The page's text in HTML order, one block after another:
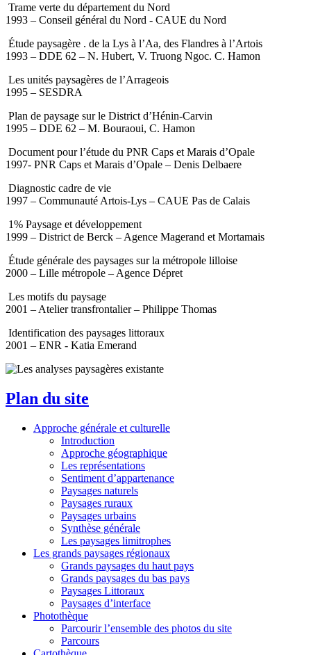
Trame verte du département du Nord
1993 – Conseil général du Nord - CAUE du Nord
Étude paysagère . de la Lys à l’Aa, des Flandres à l’Artois
1993 – DDE 62 – N. Hubert, V. Truong Ngoc. C. Hamon
Les unités paysagères de l’Arrageois
1995 – SESDRA
Plan de paysage sur le District d’Hénin-Carvin
1995 – DDE 62 – M. Bouraoui, C. Hamon
Document pour l’étude du PNR Caps et Marais d’Opale
1997- PNR Caps et Marais d’Opale – Denis Delbaere
Diagnostic cadre de vie
1997 – Communauté Artois-Lys – CAUE Pas de Calais
1% Paysage et développement
1999 – District de Berck – Agence Magerand et Mortamais
Étude générale des paysages sur la métropole lilloise
2000 – Lille métropole – Agence Dépret
Les motifs du paysage
2001 – Atelier transfrontalier – Philippe Thomas
Identification des paysages littoraux
2001 – ENR - Katia Emerand
Plan du site
Approche générale et culturelle
Introduction
Approche géographique
Les représentations
Sentiment d’appartenance
Paysages naturels
Paysages ruraux
Paysages urbains
Synthèse générale
Les paysages limitrophes
Les grands paysages régionaux
Grands paysages du haut pays
Grands paysages du bas pays
Paysages Littoraux
Paysages d’interface
Photothèque
Parcourir l’ensemble des photos du site
Parcours